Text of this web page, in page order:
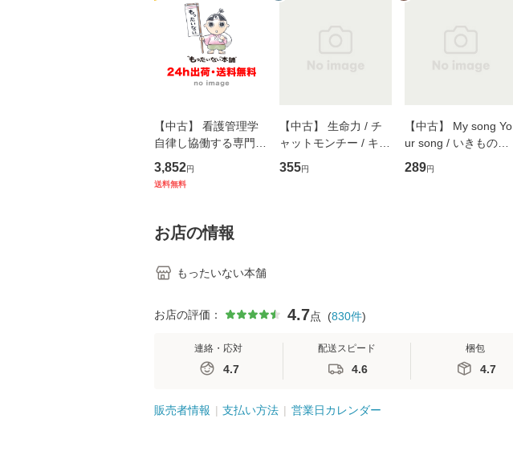
【中古】 看護管理学
自律し協働する専門職
の看護マネジメントス
キル 改訂第3版 (看護
堂 [単行
3,852円
送料無料
【中古】 生命力 / チ
ャットモンチー / キュ
ーンレコード [CD]
【メール便送料無料】
355円
【中古】 My song Yo
ur song / いきものが
かり / [CD]【メール便
送料無料】
289円
お店の情報
もったいない本舗
お店の評価： 4.7点 (830件)
連絡・応対
4.7
配送スピード
4.6
梱包
4.7
販売者情報 支払い方法 営業日カレンダー